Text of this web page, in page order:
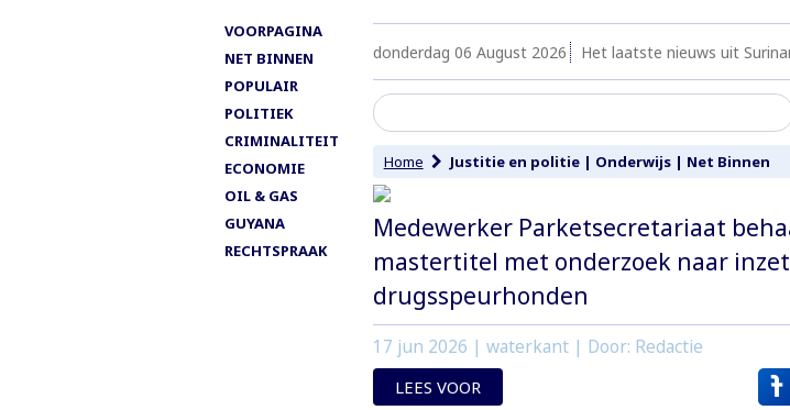
VOORPAGINA
NET BINNEN
POPULAIR
POLITIEK
CRIMINALITEIT
ECONOMIE
OIL & GAS
GUYANA
RECHTSPRAAK
donderdag 06 August 2026 Het laatste nieuws uit
Home Justitie en politie| Onderwijs| Net Binnen
Medewerker Parketsecretariaat
mastertitel met onderzoek naar inzet
drugsspeurhonden
17 jun 2026 | waterkant | Door: Redactie
LEES VOOR